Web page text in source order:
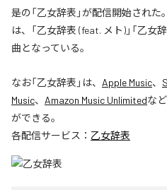
是の「乙女辞表」が配信開始され
は、「乙女辞表 (feat. メト)」「乙女
曲となっている。
なお「乙女辞表 」は、 Apple Music、
Music、 Amazon Music Unlimitedな
ができる。
各配信サービス： 乙女辞表